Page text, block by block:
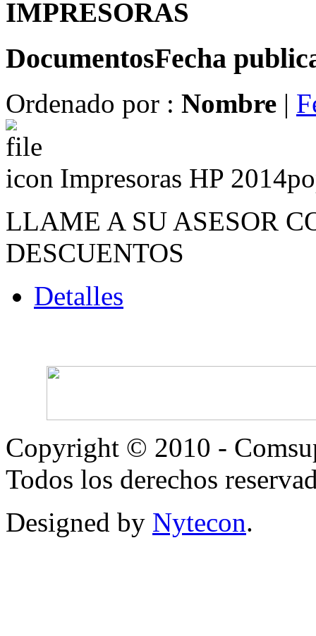
IMPRESORAS
DocumentosFecha
Ordenado por : Nombre |
Impresoras HP 2014
LLAME A SU ASESOR
DESCUENTOS
Detalles
Copyright © 2010 -
Todos los derechos
Designed by Nytecon.